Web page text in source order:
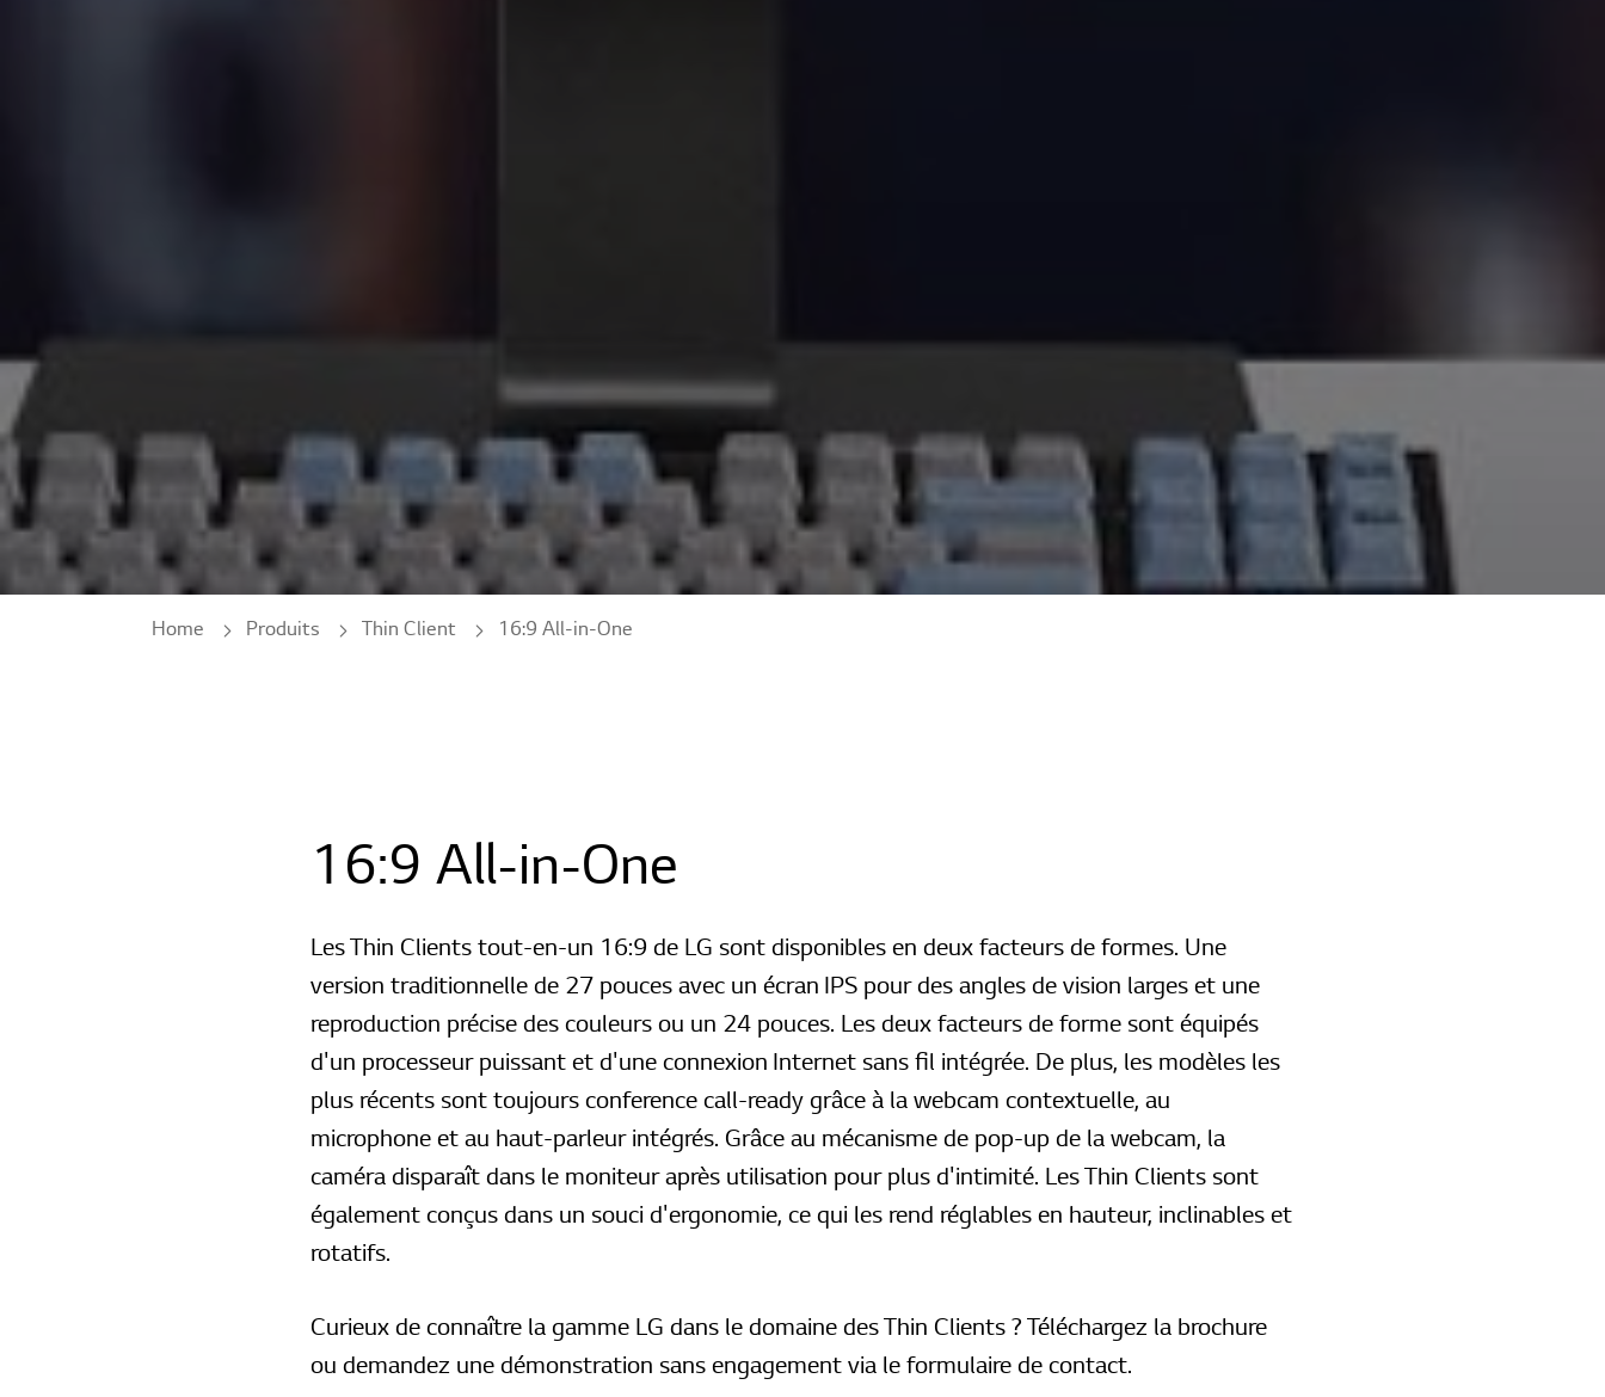
Home Produits Thin Client 16:9 All-in-One
16:9 All-in-One
Les Thin Clients tout-en-un 16:9 de LG sont disponibles en deux facteurs de formes. Une
version traditionnelle de 27 pouces avec un écran IPS pour des angles de vision larges et une
reproduction précise des couleurs ou un 24 pouces. Les deux facteurs de forme sont équipés
d'un processeur puissant et d'une connexion Internet sans fil intégrée. De plus, les modèles les
plus récents sont toujours conference call-ready grâce à la webcam contextuelle, au
microphone et au haut-parleur intégrés. Grâce au mécanisme de pop-up de la webcam, la
caméra disparaît dans le moniteur après utilisation pour plus d'intimité. Les Thin Clients sont
également conçus dans un souci d'ergonomie, ce qui les rend réglables en hauteur, inclinables et
rotatifs.
Curieux de connaître la gamme LG dans le domaine des Thin Clients ? Téléchargez la brochure
ou demandez une démonstration sans engagement via le formulaire de contact.